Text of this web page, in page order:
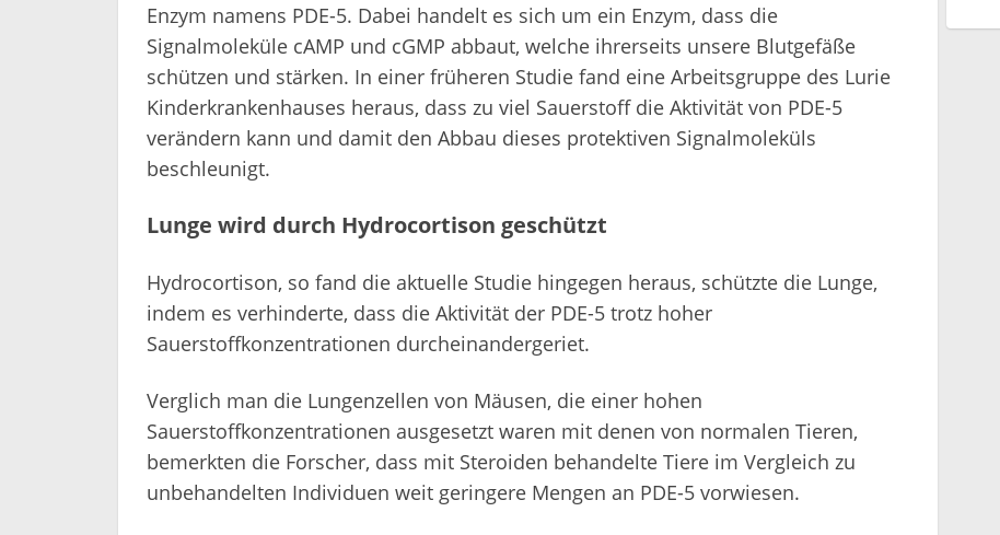
Enzym namens PDE-5. Dabei handelt es sich um ein Enzym, dass die
Signalmoleküle cAMP und cGMP abbaut, welche ihrerseits unsere Blutgefäße
schützen und stärken. In einer früheren Studie fand eine Arbeitsgruppe des Lurie
Kinderkrankenhauses heraus, dass zu viel Sauerstoff die Aktivität von PDE-5
verändern kann und damit den Abbau dieses protektiven Signalmoleküls
beschleunigt.
Lunge wird durch Hydrocortison geschützt
Hydrocortison, so fand die aktuelle Studie hingegen heraus, schützte die Lunge,
indem es verhinderte, dass die Aktivität der PDE-5 trotz hoher
Sauerstoffkonzentrationen durcheinandergeriet.
Verglich man die Lungenzellen von Mäusen, die einer hohen
Sauerstoffkonzentrationen ausgesetzt waren mit denen von normalen Tieren,
bemerkten die Forscher, dass mit Steroiden behandelte Tiere im Vergleich zu
unbehandelten Individuen weit geringere Mengen an PDE-5 vorwiesen.